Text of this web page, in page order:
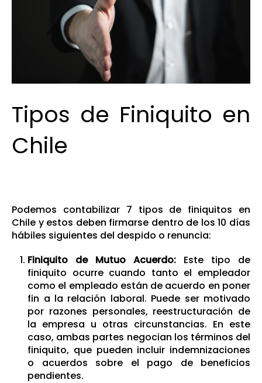
Tipos de Finiquito en
Chile
Podemos contabilizar 7 tipos de finiquitos en
Chile y estos deben firmarse dentro de los 10 días
hábiles siguientes del despido o renuncia:
Finiquito de Mutuo Acuerdo: Este tipo de
finiquito ocurre cuando tanto el empleador
como el empleado están de acuerdo en poner
fin a la relación laboral. Puede ser motivado
por razones personales, reestructuración de
la empresa u otras circunstancias. En este
caso, ambas partes negocian los términos del
finiquito, que pueden incluir indemnizaciones
o acuerdos sobre el pago de beneficios
pendientes.